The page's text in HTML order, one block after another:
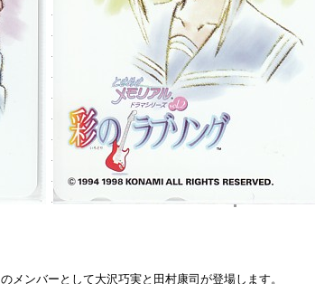
ンバーとして大沢巧実と田村康司が登場します。